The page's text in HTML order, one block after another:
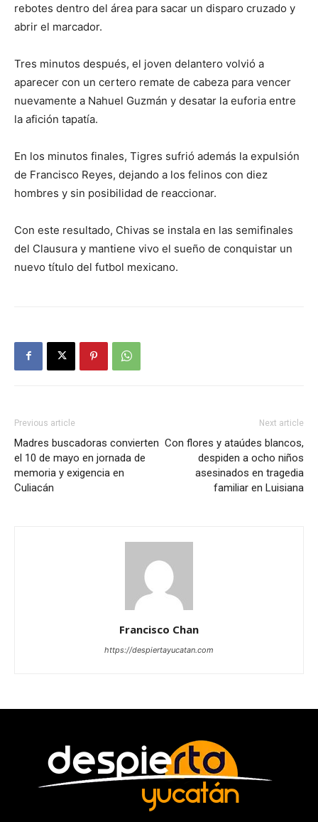
rebotes dentro del área para sacar un disparo cruzado y
abrir el marcador.
Tres minutos después, el joven delantero volvió a
aparecer con un certero remate de cabeza para vencer
nuevamente a Nahuel Guzmán y desatar la euforia entre
la afición tapatía.
En los minutos finales, Tigres sufrió además la expulsión
de Francisco Reyes, dejando a los felinos con diez
hombres y sin posibilidad de reaccionar.
Con este resultado, Chivas se instala en las semifinales
del Clausura y mantiene vivo el sueño de conquistar un
nuevo título del futbol mexicano.
Previous article
Madres buscadoras convierten
el 10 de mayo en jornada de
memoria y exigencia en
Culiacán
Next article
Con flores y ataúdes blancos,
despiden a ocho niños
asesinados en tragedia
familiar en Luisiana
Francisco Chan
https://despiertayucatan.com